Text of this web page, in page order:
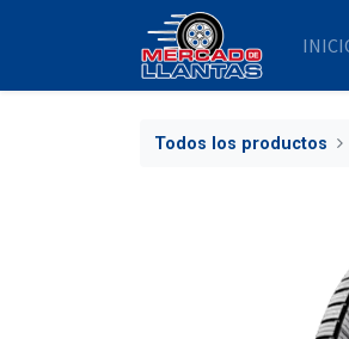
Todos los productos